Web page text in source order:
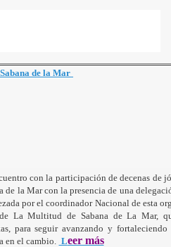
de la Mar
con la participación de decenas de
de la Mar con la presencia de una
por el coordinador Nacional de esta
La Multitud de Sabana de La Mar,
para seguir avanzando y
en el cambio. Leer más